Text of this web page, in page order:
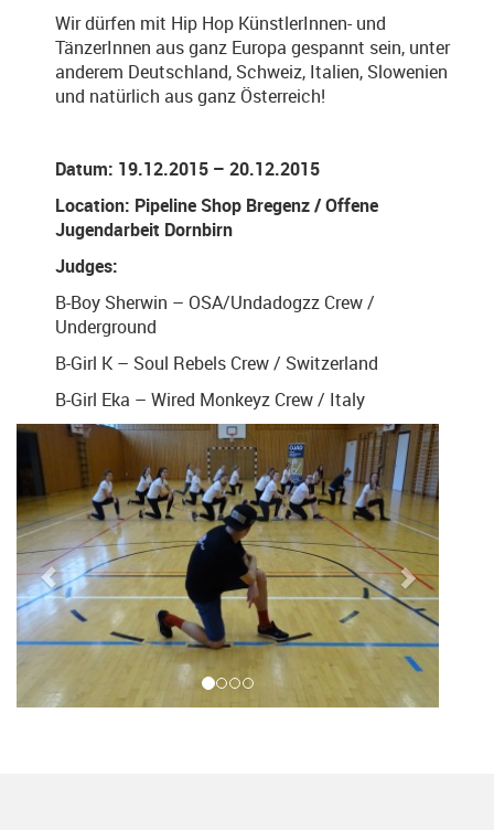
Wir dürfen mit Hip Hop KünstlerInnen- und
TänzerInnen aus ganz Europa gespannt sein, unter
anderem Deutschland, Schweiz, Italien, Slowenien
und natürlich aus ganz Österreich!
Datum: 19.12.2015 – 20.12.2015
Location: Pipeline Shop Bregenz / Offene
Jugendarbeit Dornbirn
Judges:
B-Boy Sherwin – OSA/Undadogzz Crew /
Underground
B-Girl K – Soul Rebels Crew / Switzerland
B-Girl Eka – Wired Monkeyz Crew / Italy